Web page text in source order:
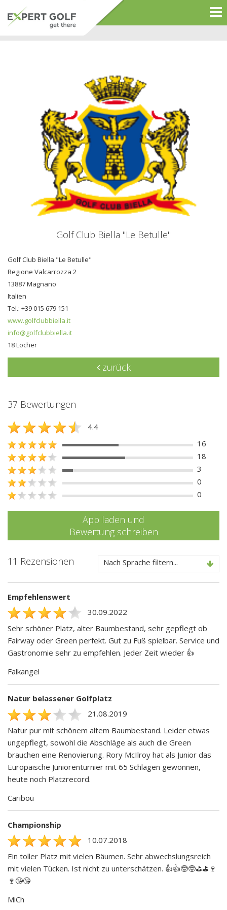
Golf Club Biella "Le Betulle"
Golf Club Biella "Le Betulle"
Regione Valcarrozza 2
13887 Magnano
Italien
Tel.: +39 015 679 151
www.golfclubbiella.it
info@golfclubbiella.it
18 Löcher
zurück
37 Bewertungen
4.4
16
18
3
0
0
App laden und
Bewertung schreiben
11 Rezensionen Nach Sprache filtern...
Empfehlenswert
30.09.2022
Sehr schöner Platz, alter Baumbestand, sehr gepflegt ob
Fairway oder Green perfekt. Gut zu Fuß spielbar. Service und
Gastronomie sehr zu empfehlen. Jeder Zeit wieder 👍
Falkangel
Natur belassener Golfplatz
21.08.2019
Natur pur mit schönem altem Baumbestand. Leider etwas
ungepflegt, sowohl die Abschläge als auch die Green
brauchen eine Renovierung. Rory McIlroy hat als Junior das
Europäische Juniorenturnier mit 65 Schlägen gewonnen,
heute noch Platzrecord.
Caribou
Championship
10.07.2018
Ein toller Platz mit vielen Bäumen. Sehr abwechslungsreich
mit vielen Tücken. Ist nicht zu unterschätzen. 👍👍🤓🤓⛳️⛳️🍷
🍷😘😘
MiCh